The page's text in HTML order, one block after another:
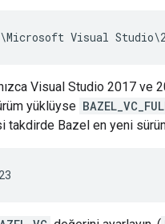
Visual Studio 2017 ve
yüklüyse
Bazel en yeni